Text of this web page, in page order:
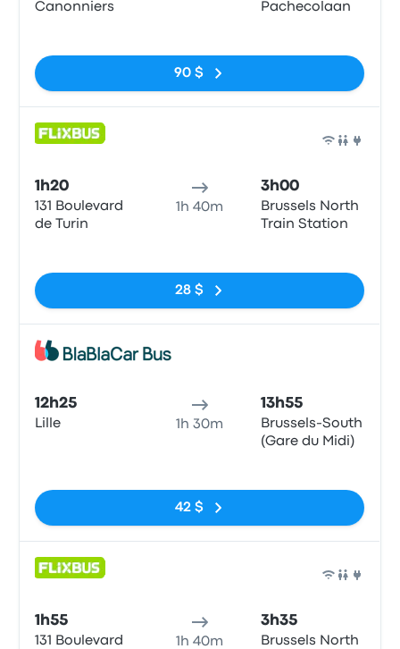
Canonniers
Pachecolaan
90 $
1h20
131 Boulevard
de Turin
1h 40m
3h00
Brussels North
Train Station
28 $
12h25
Lille 1h 30m
13h55
Brussels-South
(Gare du Midi)
42 $
1h55
131 Boulevard
1h 40m
3h35
Brussels North